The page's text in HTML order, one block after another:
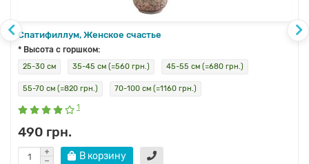
Спатифиллум, Женское счастье
* Высота с горшком:
25-30 см 35-45 см (=560 грн.) 45-55 см (=680 грн.)
55-70 см (=820 грн.) 70-100 см (=1160 грн.)
1
490 грн.
В корзину